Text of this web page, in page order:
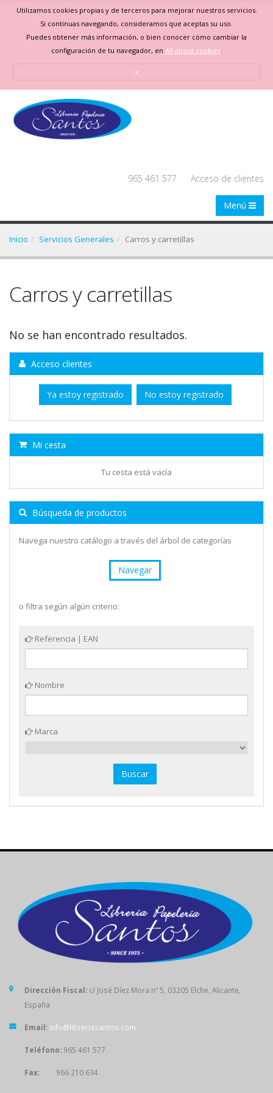
Utilizamos cookies propias y de terceros para mejorar nuestros servicios.
Si continuas navegando, consideramos que aceptas su uso.
Puedes obtener más información, o bien conocer cómo cambiar la
configuración de tu navegador, en All about cookies.
x
965 461 577 Acceso de clientes
Menú
Inicio Servicios Generales Carros y carretillas
Carros y carretillas
No se han encontrado resultados.
Acceso clientes
Ya estoy registrado No estoy registrado
Mi cesta
Tu cesta está vacía
Búsqueda de productos
Navega nuestro catálogo a través del árbol de categorías
Navegar
o filtra según algún criterio:
Referencia | EAN
Nombre
Marca
Dirección Fiscal: c/ José Díez Mora nº 5, 03205 Elche, Alicante,
España
Email: info@libreriasantos.com
Teléfono: 965 461 577
Fax: 966 210 634